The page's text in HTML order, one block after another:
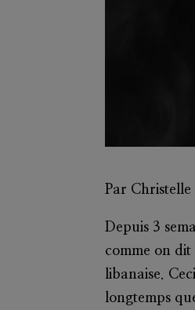
Par
Depuis 3
comme on dit
libanaise.
longtemps